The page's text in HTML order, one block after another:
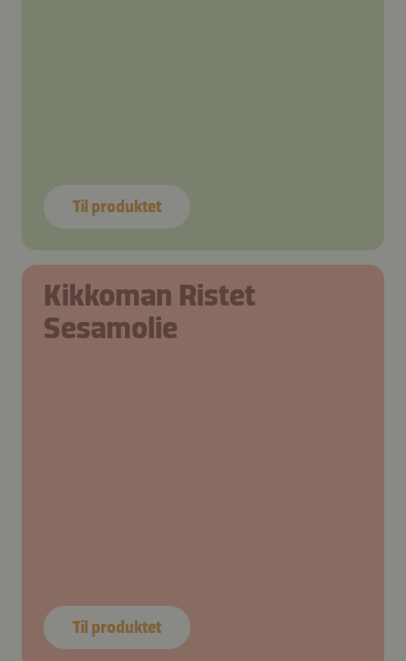
Til produktet
Kikkoman Ristet
Sesamolie
Til produktet